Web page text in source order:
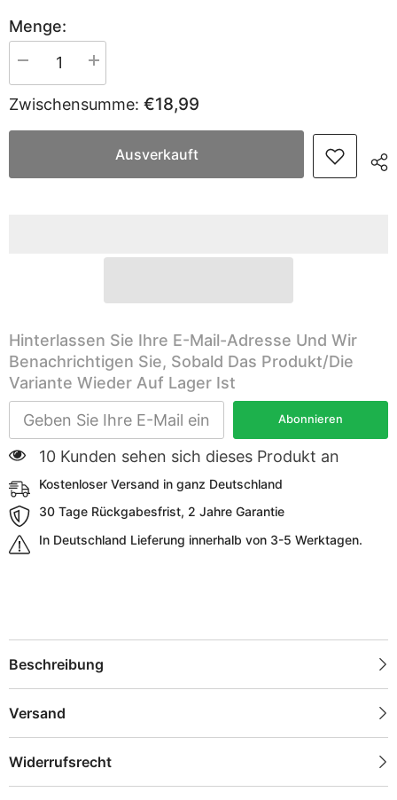
Menge:
Salcar
m
Menge
Salcar
m
Solar
Zwischensumme: €18,99
Ausverkauft
Hinterlassen Sie Ihre E-Mail-Adresse Und Wir
Benachrichtigen Sie, Sobald Das Produkt/die
Variante Wieder Auf Lager Ist
Abonnieren
112 Kunden sehen sich dieses Produkt an
Kostenloser Versand in ganz Deutschland
30 Tage Rückgabesfrist, 2 Jahre Garantie
In Deutschland Lieferung innerhalb von 3-5 Werktagen.
Beschreibung
Versand
Widerrufsrecht